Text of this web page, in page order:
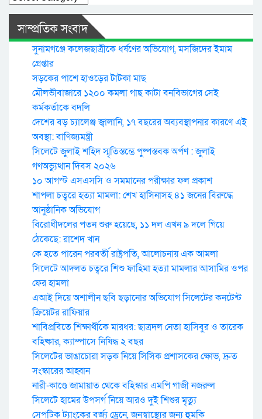
সাম্প্রতিক সংবাদ
সুনামগঞ্জে কলেজছাত্রীকে ধর্ষণের অভিযোগ, মসজিদের ইমাম
গ্রেপ্তার
সড়কের পাশে হাওড়ের টাটকা মাছ
মৌলভীবাজারে ১২০০ কমলা গাছ কাটা বনবিভাগের সেই
কর্মকর্তাকে বদলি
দেশের বড় চ্যালেঞ্জ জ্বালানি, ১৭ বছরের অব্যবস্থাপনার কারণে এই
অবস্থা: বাণিজ্যমন্ত্রী
সিলেটে জুলাই শহিদ স্মৃতিস্তম্ভে পুষ্পস্তবক অর্পণ : জুলাই
গণঅভ্যুত্থান দিবস ২০২৬
১০ আগস্ট এসএসসি ও সমমানের পরীক্ষার ফল প্রকাশ
শাপলা চত্বরে হত্যা মামলা: শেখ হাসিনাসহ ৪১ জনের বিরুদ্ধে
আনুষ্ঠানিক অভিযোগ
বিরোধীদলের পতন শুরু হয়েছে, ১১ দল এখন ৯ দলে গিয়ে
ঠেকেছে: রাশেদ খান
কে হতে পারেন পরবর্তী রাষ্ট্রপতি, আলোচনায় এক আমলা
সিলেটে আদলত চত্বরে শিশু ফাহিমা হত্যা মামলার আসামির ওপর
ফের হামলা
এআই দিয়ে অশালীন ছবি ছড়ানোর অভিযোগ সিলেটের কনটেন্ট
ক্রিয়েটর রাফিয়ার
শাবিপ্রবিতে শিক্ষার্থীকে মারধর: ছাত্রদল নেতা হাসিবুর ও তারেক
বহিষ্কার, ক্যাম্পাসে নিষিদ্ধ ২ বছর
সিলেটের ভাঙাচোরা সড়ক নিয়ে সিসিক প্রশাসকের ক্ষোভ, দ্রুত
সংস্কারের আহ্বান
নারী-কাণ্ডে জামায়াত থেকে বহিস্কার এমপি গাজী নজরুল
সিলেটে হামের উপসর্গ নিয়ে আরও দুই শিশুর মৃত্যু
সেপটিক ট্যাংকের বর্জ্য ড্রেনে, জনস্বাস্থ্যের জন্য হুমকি